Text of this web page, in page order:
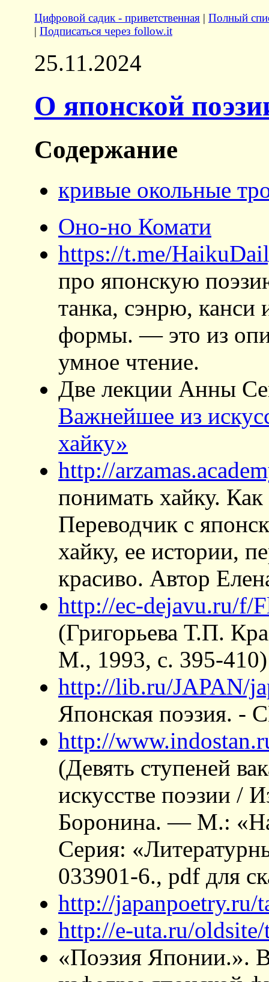
Цифровой садик - приветственная | Полный
| Подписаться через follow.it
25.11.2024
О японской
Содержание
кривые окольные
Оно-но Комати
https://t.me/
про японскую
танка, сэнрю, канси
формы. — это из
умное чтение.
Две лекции Анны
Важнейшее из
хайку»
http://
понимать хайку.
Переводчик с
хайку, ее истории,
красиво. Автор
http://ec-dejavu.ru/f/
(Григорьева Т.П.
М., 1993, с. 395-410)
http://lib.ru/JAPAN/
Японская поэзия. -
http://
(Девять ступеней
искусстве поэзии /
Боронина. — М.:
Серия:
033901-6., pdf для
http://japanpoetry.ru/
http://e-uta.ru/
«Поэзия Японии.».